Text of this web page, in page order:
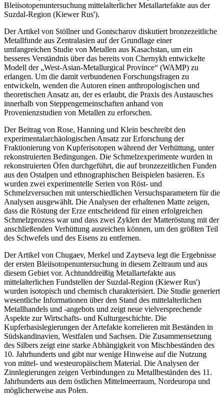
Bleiisotopenuntersuchung mittelalterlicher Metallartefakte aus der
Suzdal-Region (Kiewer Rus').
Der Artikel von Stöllner und Gontscharov diskutiert bronzezeitliche
Metallfunde aus Zentralasien auf der Grundlage einer
umfangreichen Studie von Metallen aus Kasachstan, um ein
besseres Verständnis über das bereits von Chernykh entwickelte
Modell der „West-Asian-Metallurgical Province“ (WAMP) zu
erlangen. Um die damit verbundenen Forschungsfragen zu
entwickeln, wenden die Autoren einen anthropologischen und
theoretischen Ansatz an, der es erlaubt, die Praxis des Austausches
innerhalb von Steppengemeinschaften anhand von
Provenienzstudien von Metallen zu erforschen.
Der Beitrag von Rose, Hanning und Klein beschreibt den
experimentalarchäologischen Ansatz zur Erforschung der
Fraktionierung von Kupferisotopen während der Verhüttung, unter
rekonstruierten Bedingungen. Die Schmelzexperimente wurden in
rekonstruierten Öfen durchgeführt, die auf bronzezeitlichen Funden
aus den Ostalpen und ethnographischen Beispielen basieren. Es
wurden zwei experimentelle Serien von Röst- und
Schmelzversuchen mit unterschiedlichen Versuchsparametern für die
Analysen ausgewählt. Die Analysen der erhaltenen Matte zeigen,
dass die Röstung der Erze entscheidend für einen erfolgreichen
Schmelzprozess war und dass zwei Zyklen der Matteröstung mit der
anschließenden Verhüttung ausreichen können, um den größten Teil
des Schwefels und des Eisens zu entfernen.
Der Artikel von Chugaev, Merkel und Zaytseva legt die Ergebnisse
der ersten Bleiisotopenuntersuchung in diesem Zeitraum und aus
diesem Gebiet vor. Achtunddreißig Metallartefakte aus
mittelalterlichen Fundstellen der Suzdal-Region (Kiewer Rus')
wurden isotopisch und chemisch charakterisiert. Die Studie generiert
wesentliche Informationen über den Stand des mittelalterlichen
Metallhandels und -angebots und zeigt neue vielversprechende
Aspekte zur Wirtschafts- und Kulturgeschichte. Die
Kupferbasislegierungen der Artefakte korrelieren mit Beständen in
Südskandinavien, Westfalen und Sachsen. Die Zusammensetzung
des Silbers zeigt eine starke Abhängigkeit von Mischbeständen des
10. Jahrhunderts und gibt nur wenige Hinweise auf die Nutzung
von mittel- und westeuropäischem Material. Die Analysen der
Zinnlegierungen zeigen Verbindungen zu Metallbeständen des 11.
Jahrhunderts aus dem östlichen Mittelmeerraum, Nordeuropa und
möglicherweise aus Polen.